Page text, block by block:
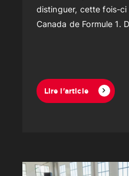
distinguer, cette fois-
Canada de Formule 1.
Lire l'article